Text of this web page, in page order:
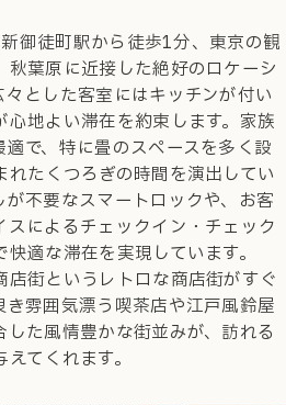
御徒町駅から徒歩1分、東京の観
葉原に近接した絶好のロケーシ
とした客室にはキッチンが付い
地よい滞在を約束します。家族
で、特に畳のスペースを多く設
たくつろぎの時間を演出してい
不要なスマートロックや、お客
によるチェックイン・チェック
適な滞在を実現しています。
街というレトロな商店街がすぐ
雰囲気漂う喫茶店や江戸風鈴屋
た風情豊かな街並みが、訪れる
てくれます。